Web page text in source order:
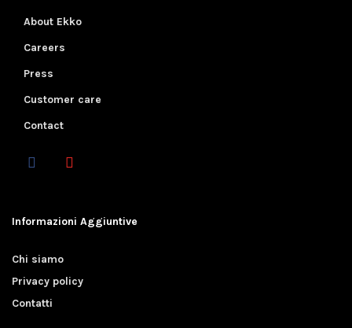
About Ekko
Careers
Press
Customer care
Contact
Informazioni Aggiuntive
Chi siamo
Privacy policy
Contatti